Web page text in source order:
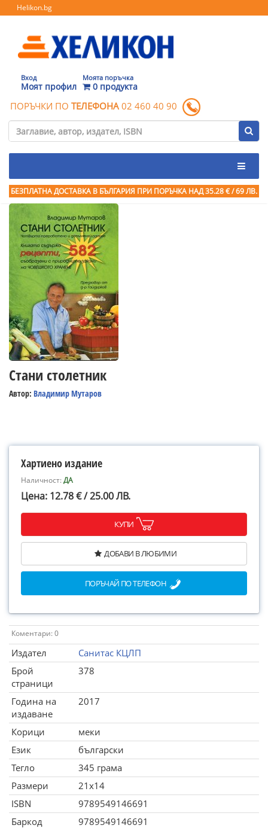
Helikon.bg
Вход
Моят профил
Моята поръчка
0 продукта
ПОРЪЧКИ ПО ТЕЛЕФОНА 02 460 40 90
БЕЗПЛАТНА ДОСТАВКА В БЪЛГАРИЯ ПРИ ПОРЪЧКА НАД 35.28 € / 69 ЛВ.
Стани столетник
Автор: Владимир Мутаров
Хартиено издание
Наличност:ДА
Цена: 12.78 € / 25.00 ЛВ.
КУПИ
ДОБАВИ В ЛЮБИМИ
ПОРЪЧАЙ ПО ТЕЛЕФОН
Коментари: 0
Издател
Санитас КЦЛП
Брой
страници
378
Година на
издаване
2017
Корици
меки
Език
български
Тегло
345 грама
Размери
21x14
ISBN
9789549146691
Баркод
9789549146691